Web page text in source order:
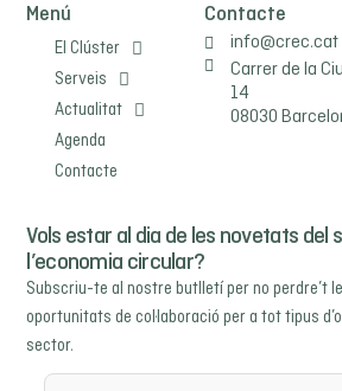
Menú
El Clúster
Serveis
Actualitat
Agenda
Contacte
Contacte
info@crec.cat
Carrer de la
14
08030
Vols estar al dia de les novetats del
l’economia circular?
Subscriu-te al nostre butlletí per no perdre’t
oportunitats de col·laboració per a tot tipus
sector.